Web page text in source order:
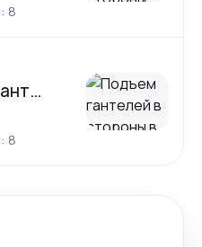
8
Подъем гантелей в стороны в наклоне сидя
8